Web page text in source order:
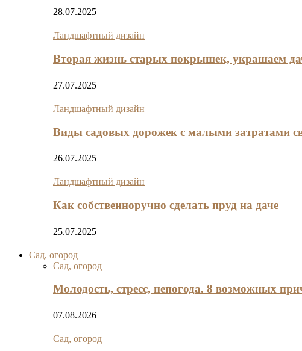
28.07.2025
Ландшафтный дизайн
Вторая жизнь старых покрышек, украшаем
27.07.2025
Ландшафтный дизайн
Виды садовых дорожек с малыми затратами
26.07.2025
Ландшафтный дизайн
Как собственноручно сделать пруд на даче
25.07.2025
Сад, огород
Сад, огород
Молодость, стресс, непогода. 8 возможных
07.08.2026
Сад, огород